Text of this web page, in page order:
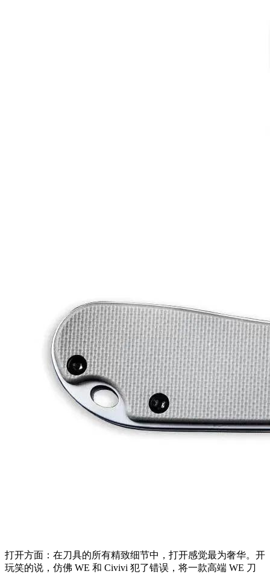
打开方面：在刀具的所有精致细节中，打开感觉最为奢华。开
玩笑的说，仿佛 WE 和 Civivi 犯了错误，将一款高端 WE 刀